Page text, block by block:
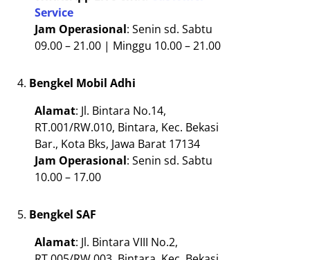
Service
Jam Operasional: Senin sd. Sabtu
09.00 – 21.00 | Minggu 10.00 – 21.00
Bengkel Mobil Adhi
Alamat: Jl. Bintara No.14,
RT.001/RW.010, Bintara, Kec. Bekasi
Bar., Kota Bks, Jawa Barat 17134
Jam Operasional: Senin sd. Sabtu
10.00 – 17.00
Bengkel SAF
Alamat: Jl. Bintara VIII No.2,